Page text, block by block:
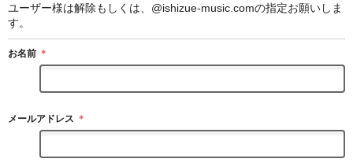
ユーザー様は解除もしくは、@ishizue-music.comの指定お願いしま
す。
お名前 ＊
メールアドレス ＊